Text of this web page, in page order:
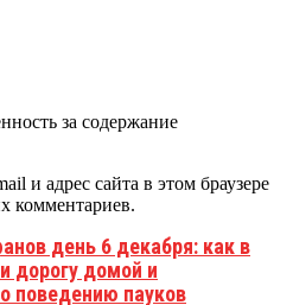
за содержание
и адрес сайта в этом браузере
комментариев.
день 6 декабря: как в
дорогу домой и
поведению пауков